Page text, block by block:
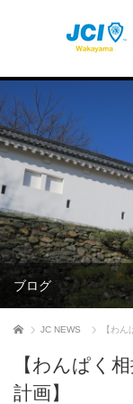
ブログ
ホーム JC NEWS 【わ
【わんぱく
計画】